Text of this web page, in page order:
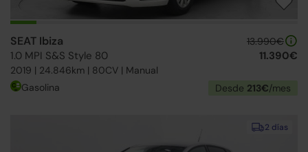
SEAT Ibiza
1.0 MPI S&S Style 80
2019 | 24.846km | 80CV | Manual
13.990€
11.390€
Gasolina Desde 213€/mes
2 días